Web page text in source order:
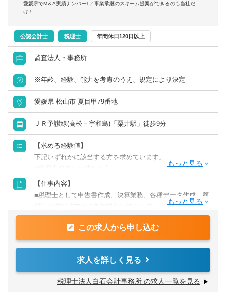
愛媛県でM＆A実績ナンバー1／事業承継のスキーム提案ができるのも当社だ
け！
公認会計士 税理士 年間休日120日以上
監査法人・事務所
※年齢、経験、能力を考慮のうえ、規定により決定
愛媛県 松山市 夏目甲79番地
ＪＲ予讃線(高松－宇和島)「粟井駅」徒歩9分
【求める経験値】
下記いずれかに該当する方を求めています。
■会計事務所での実務経験者
■監査法人での勤務経験者、公認会計士有資格者
【歓迎】
■税理士事務所経験者
■税理士有資格者、税理士科目合格者、公認会計士有資格者
など
【仕事内容】
■税理士として申告書作成、決算業務、各種データ作成、顧
問先の巡回監査や経営相談など担当を持って税務会計業務
また、経験やスキルに応じて相続や承継、経営支援などの
業務もお任せします。
（まだ経験値が少ないスタッフもいるため、申告書のチェ
ックや、巡回監査業務の指導などもお任せします）
■M&Aや事業承継、組織再編、再生支援業務など、未経験
この求人から申し込む
求人を詳しく見る
税理士法人白石会計事務所 の求人一覧を見る